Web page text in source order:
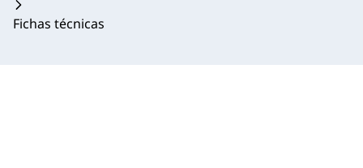
Fichas técnicas